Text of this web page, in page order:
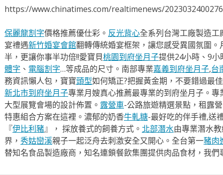
https://www.chinatimes.com/realtimenews/
保麗龍割字價格推薦優仕彩。 反光背心全系列台灣工廠製造
宴禮遇新竹婚宴會館翻轉傳統婚宴框架，讓您感受異國氛圍。
半，更讓你事半功倍!!愛寶貝桃園到府坐月子提供24小時、9
體字 、 電腦割字…等成品的尺寸。南部專業嘉義到府坐月子,台
務資訊懶人包，寶寶頭型如何矯正?把握黃金期，不要錯過最
新北市到府坐月子專業月嫂真心推薦最專業的到府坐月子。專
大型展覽會場的設計佈置。 露營車-公路旅遊精選景點，租露
特惠組合方案在這裡。濃郁的奶香牛軋糖-最好吃的伴手禮,送
『伊比利豬』， 採放養式的飼養方式。 北部潛水由專業潛水
界， 秀姑巒溪親子一起泛舟去​刺激安全又開心。全台第一豬肉
替知名食品製造廠商，知名連鎖餐飲集團提供肉品食材，我